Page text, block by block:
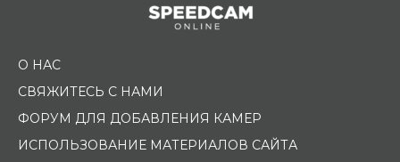
О НАС
СВЯЖИТЕСЬ С НАМИ
ФОРУМ ДЛЯ ДОБАВЛЕНИЯ КАМЕР
ИСПОЛЬЗОВАНИЕ МАТЕРИАЛОВ САЙТА